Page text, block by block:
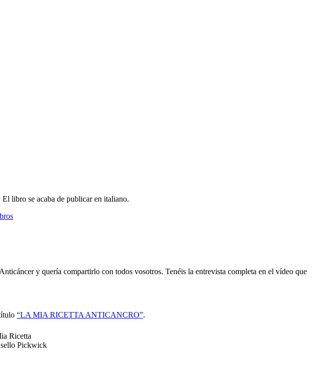
libro se acaba de publicar en italiano.
y quería compartirlo con todos vosotros. Tenéis la entrevista completa en el vídeo que
“LA MIA RICETTA ANTICANCRO”.